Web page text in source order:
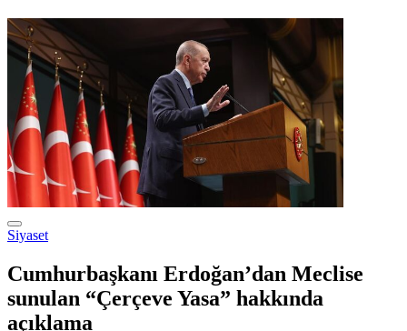
Siyaset
Cumhurbaşkanı Erdoğan’dan Meclise
sunulan “Çerçeve Yasa” hakkında
açıklama